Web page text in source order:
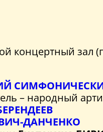
концертный зал
– народный
ДАНЧЕНКО